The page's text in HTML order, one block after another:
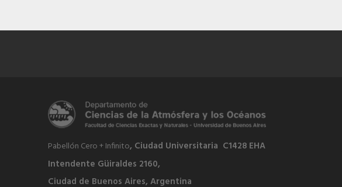
Pabellón Cero + Infinito, Ciudad Universitaria C1428 EHA
Intendente Güiraldes 2160,
Ciudad de Buenos Aires, Argentina